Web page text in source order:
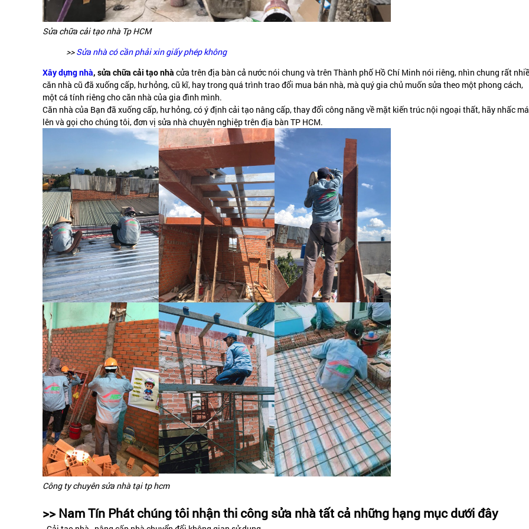
Sửa chữa cải tạo nhà Tp HCM
>>Sửa nhà có cần phải xin giấy phép không
Xây dựng nhà, sửa chữa cải tạo nhà cửa trên địa bàn cả nước nói chung và trên Thành phố Hồ Chí Minh nói riêng, nhìn chung rất
căn nhà cũ đã xuống cấp, hư hỏng, cũ kĩ, hay trong quá trình trao đổi mua bán nhà, mà quý gia chủ muốn sửa theo một phong cách,
một cá tính riêng cho căn nhà của gia đình mình.
Căn nhà của Bạn đã xuống cấp, hư hỏng, có ý định cải tạo nâng cấp, thay đổi công năng về mặt kiến trúc nội ngoại thất, hãy nhấc
lên và gọi cho chúng tôi, đơn vị sửa nhà chuyên nghiệp trên địa bàn TP HCM.
Công ty chuyên sửa nhà tại tp hcm
>> Nam Tín Phát chúng tôi nhận thi công sửa nhà tất cả những hạng mục dưới đây